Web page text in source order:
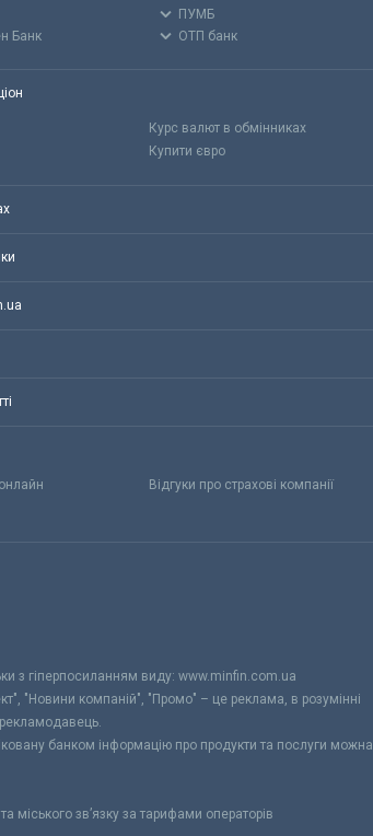
ПУМБ
Банк
ОТП банк
Курс валют в обмінниках
Купити євро
Відгуки про страхові компанії
з гіперпосиланням виду: www.minfin.com.ua
"Новини компаній", "Промо" – це реклама, в розумінні
банком інформацію про продукти та послуги можна
міського зв’язку за тарифами операторів